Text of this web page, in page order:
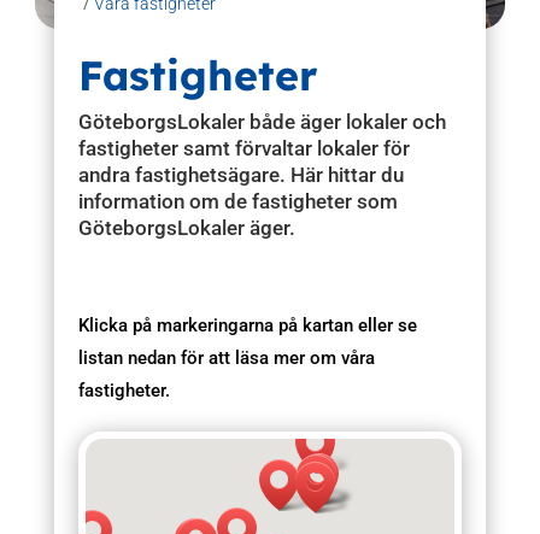
Fastigheter
GöteborgsLokaler både äger lokaler och
fastigheter samt förvaltar lokaler för
andra fastighetsägare. Här hittar du
information om de fastigheter som
GöteborgsLokaler äger.
Klicka på markeringarna på kartan eller se
listan nedan för att läsa mer om våra
fastigheter.